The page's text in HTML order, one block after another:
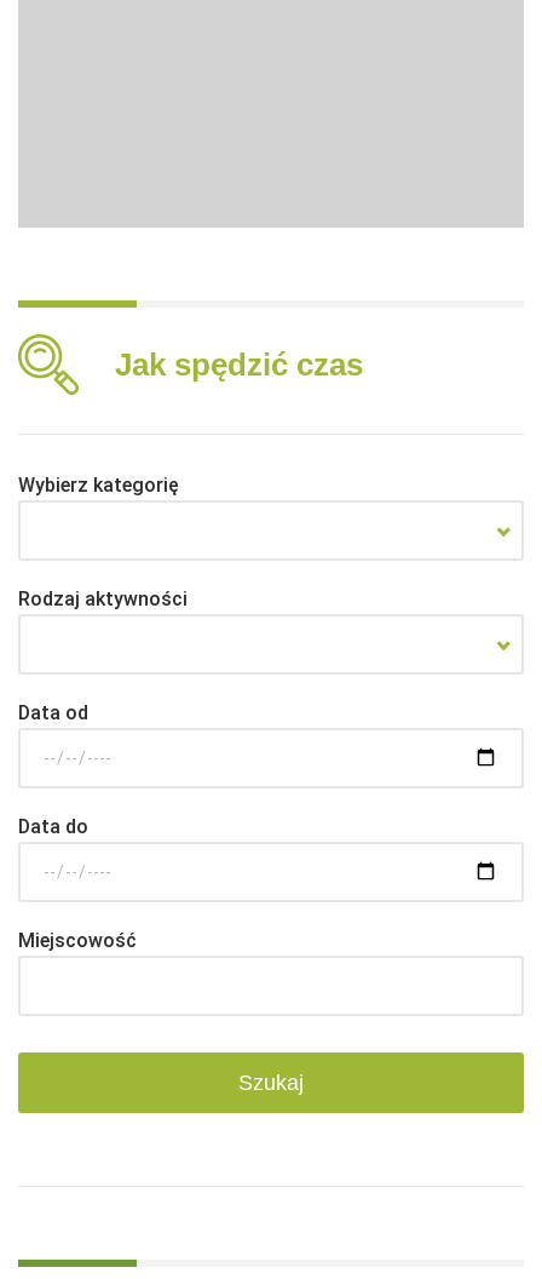
Jak spędzić czas
Wybierz kategorię
Rodzaj aktywności
Data od
Data do
Miejscowość